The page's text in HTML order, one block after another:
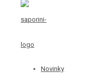
Novinky